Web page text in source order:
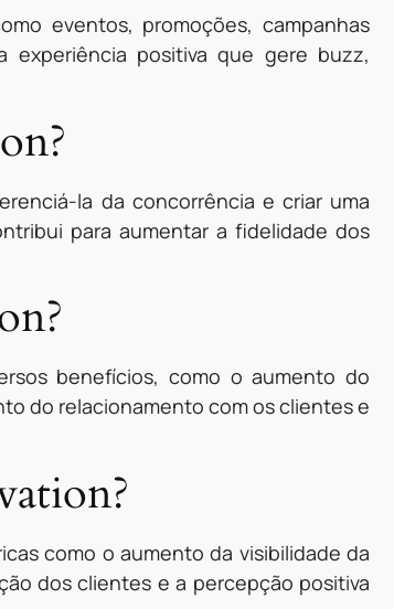
eventos, promoções, campanhas
experiência positiva que gere buzz,
la da concorrência e criar uma
para aumentar a fidelidade dos
benefícios, como o aumento do
do relacionamento com os clientes e
como o aumento da visibilidade da
dos clientes e a percepção positiva